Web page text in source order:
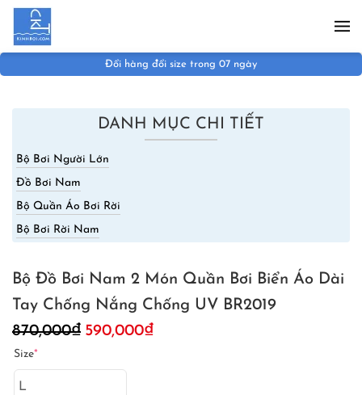
Skip to main content
Đổi hàng đổi size trong 07 ngày
DANH MỤC CHI TIẾT
Bộ Bơi Người Lớn
Đồ Bơi Nam
Bộ Quần Áo Bơi Rời
Bộ Bơi Rời Nam
Bộ Đồ Bơi Nam 2 Món Quần Bơi Biển Áo Dài
Tay Chống Nắng Chống UV BR2019
870,000₫ Giá
590,000₫Giá
Size*